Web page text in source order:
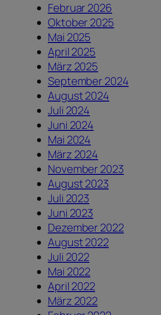
Februar 2026
Oktober 2025
Mai 2025
April 2025
März 2025
September 2024
August 2024
Juli 2024
Juni 2024
Mai 2024
März 2024
November 2023
August 2023
Juli 2023
Juni 2023
Dezember 2022
August 2022
Juli 2022
Mai 2022
April 2022
März 2022